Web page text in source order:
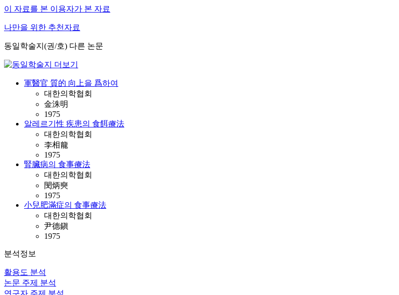
이 자료를 본 이용자가 본 자료
나만을 위한 추천자료
동일학술지(권/호) 다른 논문
軍醫官 質的 向上을 爲하여
대한의학협회
金洙明
1975
알레르기性 疾患의 食餌療法
대한의학협회
李相龍
1975
腎臟病의 食事療法
대한의학협회
閔炳奭
1975
小兒肥滿症의 食事療法
대한의학협회
尹德鎭
1975
분석정보
활용도 분석
논문 주제 분석
연구자 주제 분석